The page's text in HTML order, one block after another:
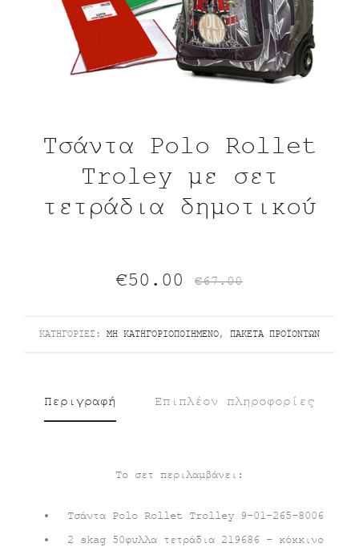
Τσάντα Polo Rollet
Troley με σετ
τετράδια δημοτικού
€67.00
Original
€67.00.
€50.00
Η
είναι:
ΚΑΤΗΓΟΡΊΕΣ: ΜΗ ΚΑΤΗΓΟΡΙΟΠΟΙΗΜΈΝΟ, ΠΑΚΈΤΑ ΠΡΟΪΌΝΤΩΝ
Περιγραφή Επιπλέον πληροφορίες
Το σετ περιλαμβάνει:
Τσάντα Polo Rollet Trolley 9-01-265-8006
2 skag 50φυλλα τετράδια 219686 – κόκκινο